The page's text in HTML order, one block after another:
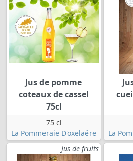
Jus de pomme
coteaux de cassel
75cl
75 cl
La Pommeraie D'oxelaëre
La
Jus de fruits